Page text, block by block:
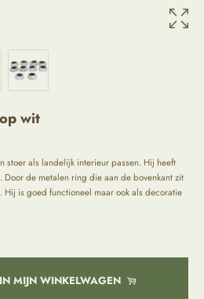
wit
stoer als landelijk interieur passen. Hij heeft
de metalen ring die aan de bovenkant zit
Hij is goed functioneel maar ook als decoratie
IN MIJN WINKELWAGEN